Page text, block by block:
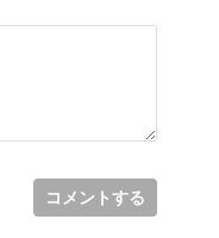
コメントする